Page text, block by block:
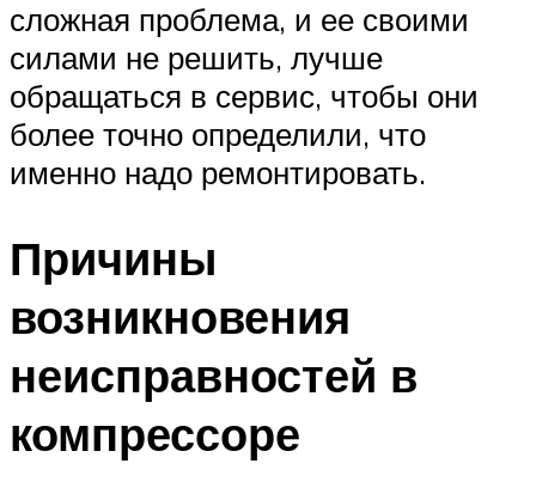
сложная проблема, и ее своими
силами не решить, лучше
обращаться в сервис, чтобы они
более точно определили, что
именно надо ремонтировать.
Причины
возникновения
неисправностей в
компрессоре